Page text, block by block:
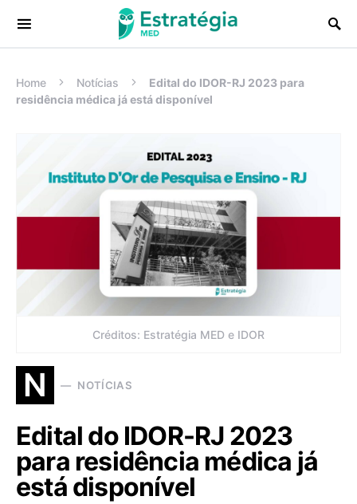
Procurar:
Home Notícias
Edital do IDOR-RJ 2023 para
residência médica já está disponível
Créditos: Estratégia MED e IDOR
N NOTÍCIAS
Edital do IDOR-RJ 2023
para residência médica já
está disponível